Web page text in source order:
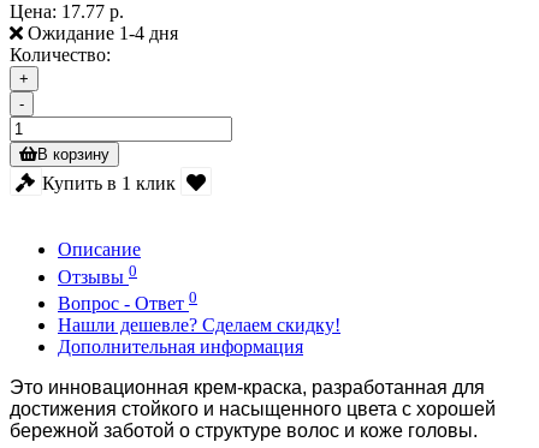
Цена: 17.77 р.
Ожидание 1-4 дня
Количество:
+
-
В корзину
Купить в 1 клик
Описание
Отзывы 0
Вопрос - Ответ 0
Нашли дешевле? Сделаем скидку!
Дополнительная информация
Это инновационная крем-краска, разработанная для
достижения стойкого и насыщенного цвета с хорошей
бережной заботой о структуре волос и коже головы.